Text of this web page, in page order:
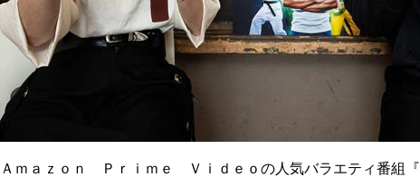
Ａｍａｚｏｎ Ｐｒｉｍｅ Ｖｉｄｅｏの人気バラエティ番組『